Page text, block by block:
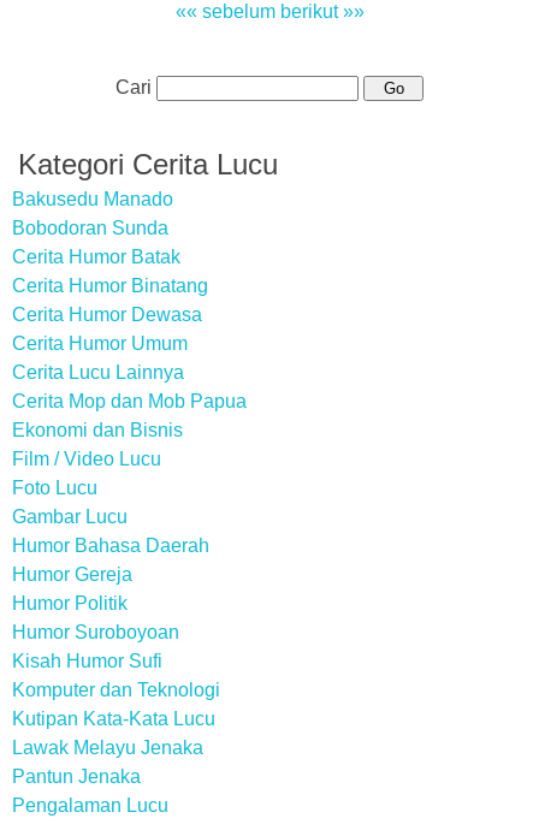
«« sebelum berikut »»
Cari
Kategori Cerita Lucu
Bakusedu Manado
Bobodoran Sunda
Cerita Humor Batak
Cerita Humor Binatang
Cerita Humor Dewasa
Cerita Humor Umum
Cerita Lucu Lainnya
Cerita Mop dan Mob Papua
Ekonomi dan Bisnis
Film / Video Lucu
Foto Lucu
Gambar Lucu
Humor Bahasa Daerah
Humor Gereja
Humor Politik
Humor Suroboyoan
Kisah Humor Sufi
Komputer dan Teknologi
Kutipan Kata-Kata Lucu
Lawak Melayu Jenaka
Pantun Jenaka
Pengalaman Lucu